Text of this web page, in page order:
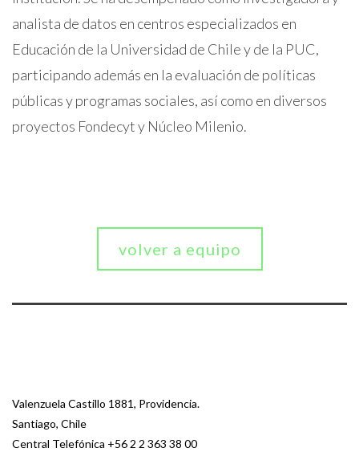
analista de datos en centros especializados en
Educación de la Universidad de Chile y de la PUC,
participando además en la evaluación de políticas
públicas y programas sociales, así como en diversos
proyectos Fondecyt y Núcleo Milenio.
volver a equipo
Valenzuela Castillo 1881, Providencia.
Santiago, Chile
Central Telefónica +56 2 2 363 38 00